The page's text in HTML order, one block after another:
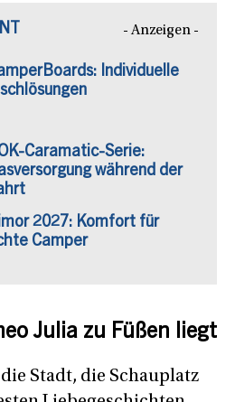
- Anzeigen -
Individuelle
Caramatic-Serie:
während der
2027: Komfort für
Camper
Julia zu Füßen liegt
Stadt, die Schauplatz